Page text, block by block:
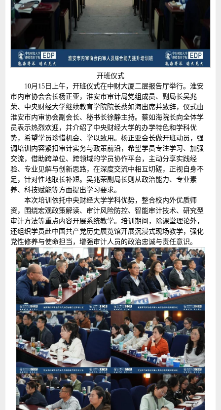
开班仪式
10月15日上午，开班仪式在中财大厦二层报告厅举行。淮安
市内审协会会长杨正亚，淮安市审计局党组成员、副局长吴兆
荣、中央财经大学继续教育学院院长蔡如海出席并致辞，仪式由
淮安市内审协会副会长、秘书长徐静主持。蔡如海院长向全体学
员表示热烈欢迎，并介绍了中央财经大学的办学特色和学科优
势，希望学员珍惜机会、学以致用。杨正亚会长做开班动员，强
调培训内容紧扣审计实务与政策前沿，希望学员专注学习、加强
交流，借助跨单位、跨领域的学员协作平台，主动分享实践经
验、专业见解与创新思路，在深度交流中相互切磋，正视自身不
足，针对性地取长补短。吴兆荣副局长则从政治能力、专业素
养、科技赋能等方面提出学习要求。
本次培训依托中央财经大学学科优势，整合校内外优质师
资，围绕宏观政策解读、审计风险防控、智能审计技术、研究型
审计方法等重点内容开展系统教学。培训期间，除课堂理论外，
还组织学员赴中国共产党历史展览馆开展沉浸式现场教学，强化
党性修养与使命担当，增强审计人员的政治忠诚与责任意识。